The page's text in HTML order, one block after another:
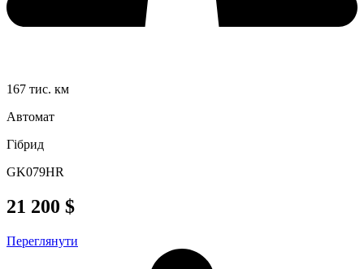
167 тис. км
Автомат
Гібрид
GK079HR
21 200 $
Переглянути